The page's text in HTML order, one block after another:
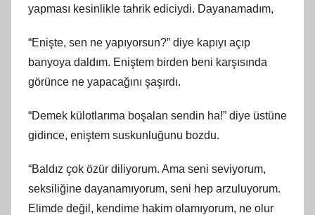
yapması kesinlikle tahrik ediciydi. Dayanamadım,
“Enişte, sen ne yapıyorsun?” diye kapıyı açıp
banyoya daldım. Eniştem birden beni karşısında
görünce ne yapacağını şaşırdı.
“Demek külotlarıma boşalan sendin ha!” diye üstüne
gidince, eniştem suskunluğunu bozdu.
“Baldız çok özür diliyorum. Ama seni seviyorum,
seksiliğine dayanamıyorum, seni hep arzuluyorum.
Elimde değil, kendime hakim olamıyorum, ne olur